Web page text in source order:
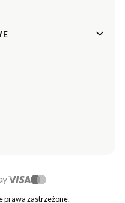
prawa zastrzeżone.